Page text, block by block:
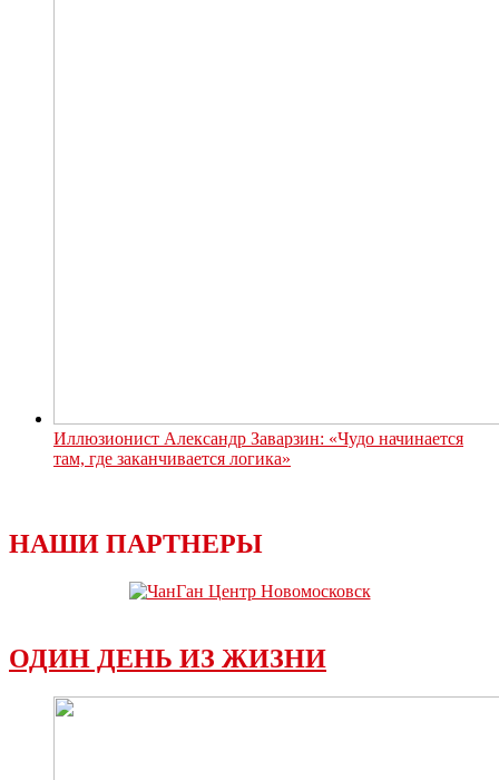
Иллюзионист Александр Заварзин: «Чудо начинается
там, где заканчивается логика»
НАШИ ПАРТНЕРЫ
ОДИН ДЕНЬ ИЗ ЖИЗНИ